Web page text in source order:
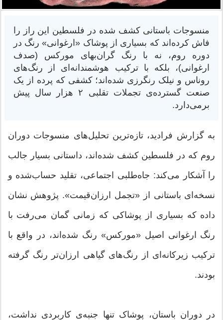
منسوجات باستانی کشف شده در فلسطین این راز را
فاش کرده‌اند که بسیاری از پوشاک «ارغوانی» رنگ در
دوره روم، نه با رنگ گران‌بهای مورکس (صدف
ارغوانی)، بلکه با ترکیب هوشمندانه‌ای از رنگ‌های
روناس و نیلک رنگرزی شده‌اند؛ کشفی که پرده از یک
صنعت گسترده‌ی تجملات تقلبی ۲ هزار سال پیش
برمی‌دارد.
به گزارش فرادید، تازه‌ترین تحلیل‌های منسوجات دوران
روم که در فلسطین کشف شده‌اند، داستانی بسیار جالب
را آشکار می‌کند: جاه‌طلبی اجتماعی، تقلید حساب‌شده و
نسخه‌ای باستانی از «تجمل ارزان‌قیمت». پژوهش نشان
داده که بسیاری از پوشاکی که زمانی گمان می‌رفت با
رنگ ارغوانی اصیل «مورکس» رنگ شده‌اند، در واقع با
ترکیب زیرکانه‌ای از رنگ‌های گیاهی ارزان‌تر رنگ گرفته
بودند.
در دوران باستان، پوشاک تنها جنبه‌ی کاربردی نداشت،